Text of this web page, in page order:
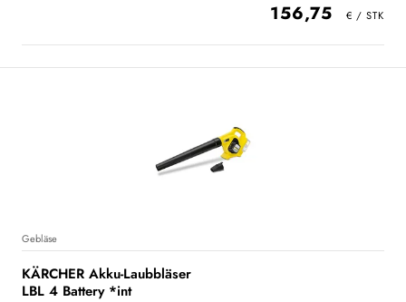
156,75
Gebläse
KÄRCHER Akku-Laubbläser
LBL 4 Battery *int